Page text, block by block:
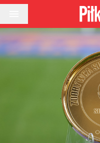
Przejdź do treści